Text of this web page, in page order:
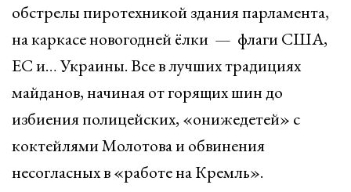
обстрелы пиротехникой здания парламента,
на каркасе новогодней ёлки — флаги США,
ЕС и… Украины. Все в лучших традициях
майданов, начиная от горящих шин до
избиения полицейских, «онижедетей» с
коктейлями Молотова и обвинения
несогласных в «работе на Кремль».